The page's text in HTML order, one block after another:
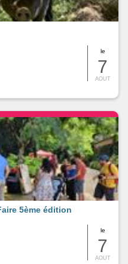
le
7
AOUT
le
7
AOUT
5ème édition